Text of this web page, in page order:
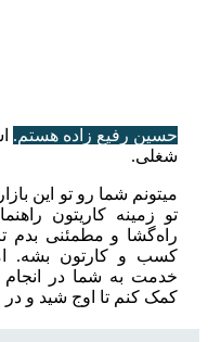
حسین رفیع زاده هستم.
شغلی.
میتونم شما رو تو این
تو زمینه کاریتون
راه‌گشا و مطمئنی بدم
کسب و کارتون بشه.
خدمت به شما در
کمک کنم تا اوج شید و در